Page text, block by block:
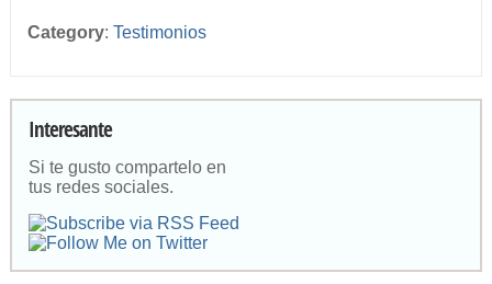
Category: Testimonios
Interesante
Si te gusto compartelo en
tus redes sociales.